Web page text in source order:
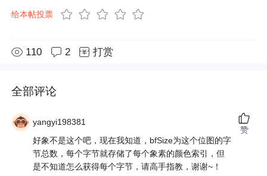
给本帖投票
110 2 打赏
全部评论
yangyi198381
好象不是这个吧，现在我知道，bfSize为这个位图的字
节总数，每个字节就存储了每个象素的颜色索引，但
是不知道怎么获得每个字节，请高手指教，谢谢~！
赞